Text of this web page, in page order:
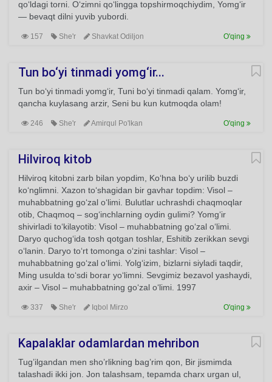
qo‘ldagi torni. O‘zimni qo‘lingga topshirmoqchiydim, Yomg‘ir
— bevaqt dilni yuvib yubordi.
157 She'r Shavkat Odiljon O'qing
Tun bo‘yi tinmadi yomg‘ir...
Tun bo‘yi tinmadi yomg‘ir, Tuni bo‘yi tinmadi qalam. Yomg‘ir,
qancha kuylasang arzir, Seni bu kun kutmoqda olam!
246 She'r Amirqul Po'lkan O'qing
Hilviroq kitob
Hilviroq kitobni zarb bilan yopdim, Ko‘hna bo‘y urilib buzdi
ko‘nglimni. Xazon to‘shagidan bir gavhar topdim: Visol –
muhabbatning go‘zal o‘limi. Bulutlar uchrashdi chaqmoqlar
otib, Chaqmoq – sog‘inchlarning oydin gulimi? Yomg‘ir
shivirladi to‘kilayotib: Visol – muhabbatning go‘zal o‘limi.
Daryo quchog‘ida tosh qotgan toshlar, Eshitib zerikkan sevgi
o‘lanin. Daryo to‘rt tomonga o‘zini tashlar: Visol –
muhabbatning go‘zal o‘limi. Yolg‘izim, bizlarni siyladi taqdir,
Ming usulda to‘sdi borar yo‘limni. Sevgimiz bezavol yashaydi,
axir – Visol – muhabbatning go‘zal o‘limi. 1997
337 She'r Iqbol Mirzo O'qing
Kapalaklar odamlardan mehribon
Tug’ilgandan men sho’rlikning bag’rim qon, Bir jismimda
talashadi ikki jon. Jon talashsam, tepamda charx urgan ul,